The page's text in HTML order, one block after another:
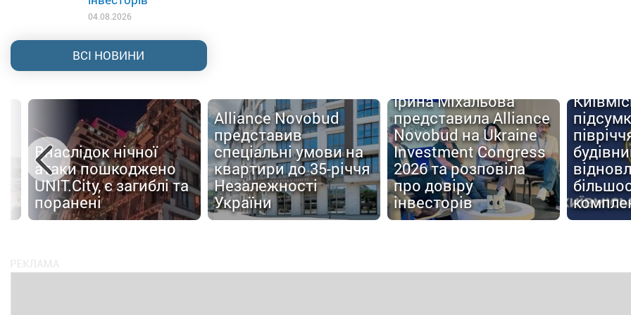
04.08.2026
ВСІ НОВИНИ
Внаслідок нічної
атаки пошкоджено
UNIT.City, є загиблі та
поранені
Alliance Novobud
представив
спеціальні умови на
квартири до 35-річчя
Незалежності
України
Ірина Міхальова
представила Alliance
Novobud на Ukraine
Investment Congress
2026 та розповіла
про довіру
інвесторів